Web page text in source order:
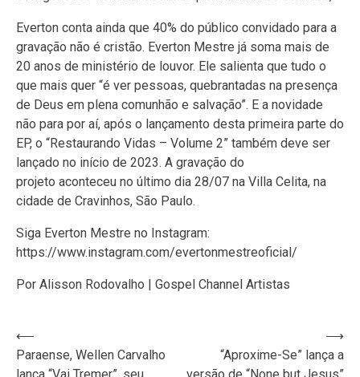
Everton conta ainda que 40% do público convidado para a
gravação não é cristão. Everton Mestre já soma mais de
20 anos de ministério de louvor. Ele salienta que tudo o
que mais quer “é ver pessoas, quebrantadas na presença
de Deus em plena comunhão e salvação”. E a novidade
não para por aí, após o lançamento desta primeira parte do
EP, o “Restaurando Vidas – Volume 2” também deve ser
lançado no início de 2023. A gravação do
projeto aconteceu no último dia 28/07 na Villa Celita, na
cidade de Cravinhos, São Paulo.
Siga Everton Mestre no Instagram:
https://www.instagram.com/evertonmestreoficial/
Por Alisson Rodovalho | Gospel Channel Artistas
Navegação
de
⟵
Paraense, Wellen Carvalho
“Aproxime-Se” lança a
⟶